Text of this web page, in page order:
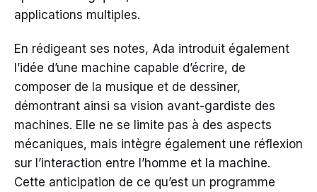
applications multiples.
En rédigeant ses notes, Ada introduit également
l’idée d’une machine capable d’écrire, de
composer de la musique et de dessiner,
démontrant ainsi sa vision avant-gardiste des
machines. Elle ne se limite pas à des aspects
mécaniques, mais intègre également une réflexion
sur l’interaction entre l’homme et la machine.
Cette anticipation de ce qu’est un programme